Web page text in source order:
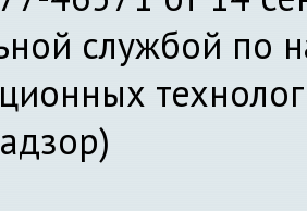
службой по